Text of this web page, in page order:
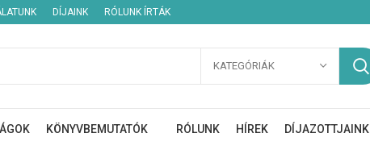
DÍJAINK RÓLUNK ÍRTÁK
KATEGÓRIÁK
KÖNYVBEMUTATÓK RÓLUNK HÍREK DÍJAZOTTJAINK